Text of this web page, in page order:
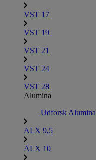
VST 17
VST 19
VST 21
VST 24
VST 28
Alumina
Udforsk Alumina
ALX 9,5
ALX 10